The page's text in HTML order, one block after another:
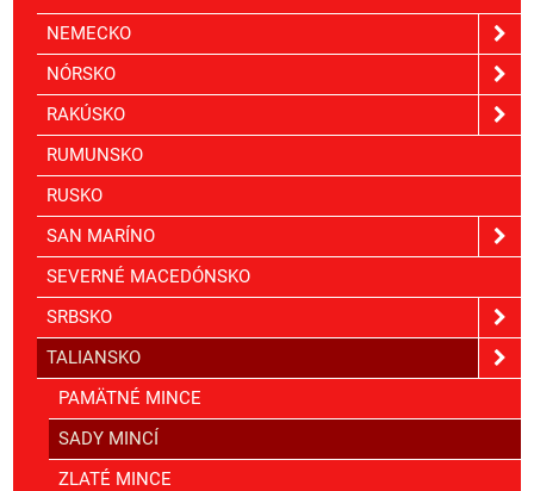
NEMECKO
NÓRSKO
RAKÚSKO
RUMUNSKO
RUSKO
SAN MARÍNO
SEVERNÉ MACEDÓNSKO
SRBSKO
TALIANSKO
PAMÄTNÉ MINCE
SADY MINCÍ
ZLATÉ MINCE